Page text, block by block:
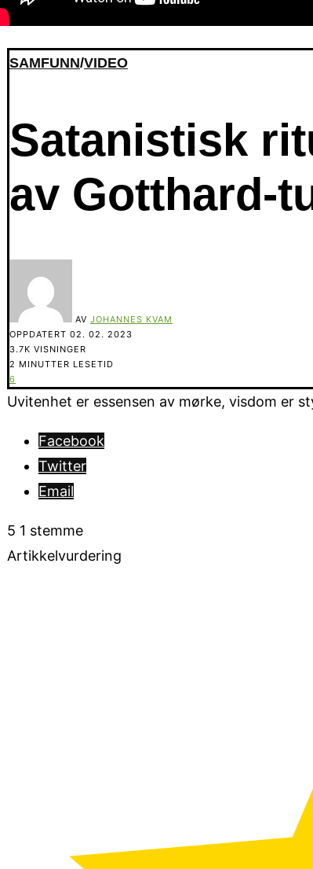
SAMFUNN/VIDEO
Satanistisk
av Gotthard-
AV JOHANNES KVAM
OPPDATERT 02. 02. 2023
3.7K VISNINGER
2 MINUTTER LESETID
6
Uvitenhet er essensen av mørke, visdom er
Facebook
Twitter
Email
5 1 stemme
Artikkelvurdering